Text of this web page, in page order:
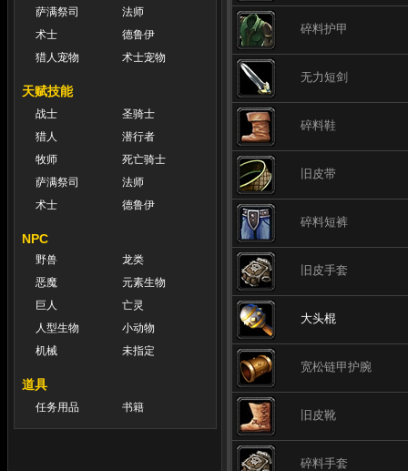
萨满祭司
法师
术士
德鲁伊
猎人宠物
术士宠物
天赋技能
战士
圣骑士
猎人
潜行者
牧师
死亡骑士
萨满祭司
法师
术士
德鲁伊
NPC
野兽
龙类
恶魔
元素生物
巨人
亡灵
人型生物
小动物
机械
未指定
道具
任务用品 书籍
碎料护甲
无力短剑
碎料鞋
旧皮带
碎料短裤
旧皮手套
大头棍
宽松链甲护腕
旧皮靴
碎料手套